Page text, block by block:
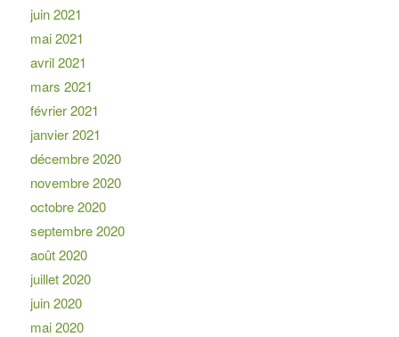
juin 2021
mai 2021
avril 2021
mars 2021
février 2021
janvier 2021
décembre 2020
novembre 2020
octobre 2020
septembre 2020
août 2020
juillet 2020
juin 2020
mai 2020